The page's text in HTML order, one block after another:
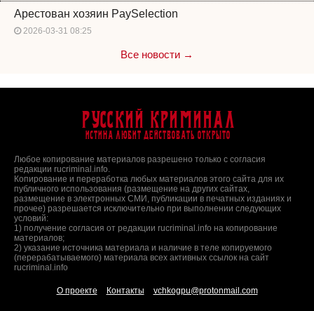
Арестован хозяин PaySelection
2026-03-31 08:25
Все новости →
Русский Криминал
Истина любит действовать открыто
Любое копирование материалов разрешено только с согласия
редакции rucriminal.info.
Копирование и переработка любых материалов этого сайта для их
публичного использования (размещение на других сайтах,
размещение в электронных СМИ, публикации в печатных изданиях и
прочее) разрешается исключительно при выполнении следующих
условий:
1) получение согласия от редакции rucriminal.info на копирование
материалов;
2) указание источника материала и наличие в теле копируемого
(перерабатываемого) материала всех активных ссылок на сайт
rucriminal.info
О проекте Контакты vchkogpu@protonmail.com